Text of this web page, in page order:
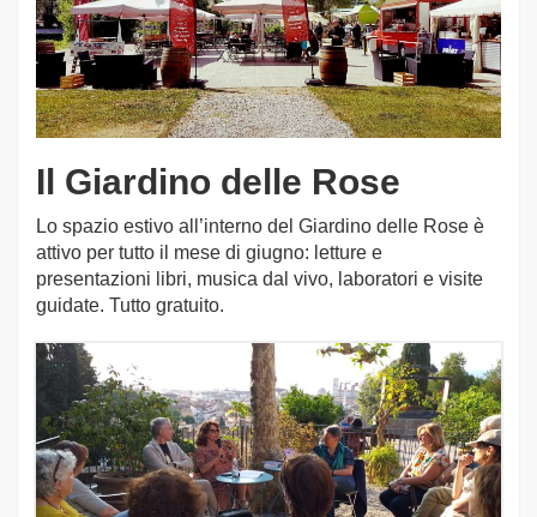
Il Giardino delle Rose
Lo spazio estivo all’interno del Giardino delle Rose è
attivo per tutto il mese di giugno: letture e
presentazioni libri, musica dal vivo, laboratori e visite
guidate. Tutto gratuito.